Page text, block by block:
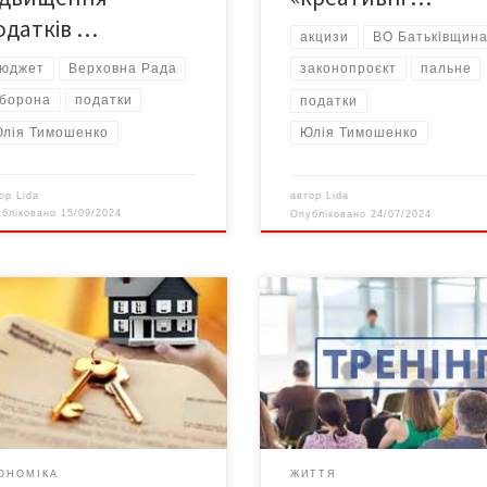
…
Верховна Рада
податки
Тимошенко
Lida
15/09/2024
акцизи ВО Батьківщина
законопроєкт пальне
податки
Юлія Тимошенко
автор Lida
Опубліковано 24/07/2024
управлінні ДПС у
області нагадують,
які здають
в оренду, зобов’язані
податки. Відтак, кожен
який не є підприємцем,
нерухоме майно в оренду
чи навіть кімнату в оренду,
Упродовж січня-березня 2020
щочетверга від 12:00 до 13:00
податківці проводять
тренінги «ФОП і наймані
оформлення найманих
нарахування та сплата
терміни подання звітності».
підприємців, які бажають
ЖИТТЯ